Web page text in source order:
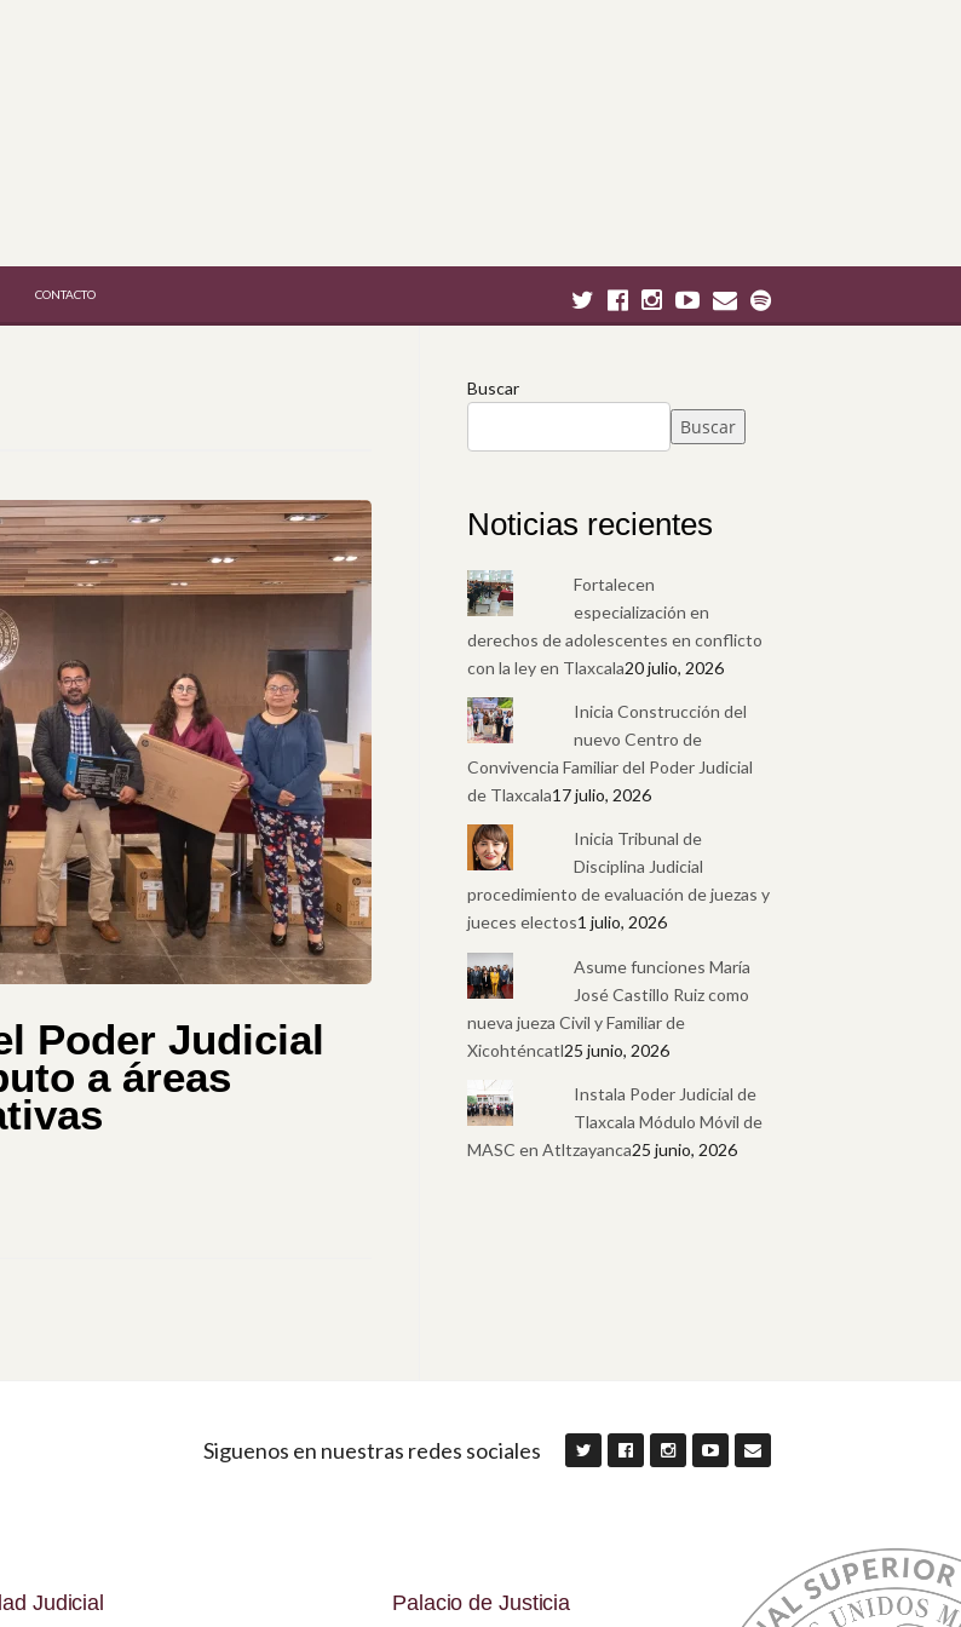
CONTACTO
Poder Judicial
a áreas
Buscar
Buscar
Noticias recientes
Fortalecen
especialización en
derechos de adolescentes en conflicto
con la ley en Tlaxcala20 julio, 2026
Inicia Construcción del
nuevo Centro de
Convivencia Familiar del Poder Judicial
de Tlaxcala17 julio, 2026
Inicia Tribunal de
Disciplina Judicial
procedimiento de evaluación de juezas y
jueces electos1 julio, 2026
Asume funciones María
José Castillo Ruiz como
nueva jueza Civil y Familiar de
Xicohténcatl25 junio, 2026
Instala Poder Judicial de
Tlaxcala Módulo Móvil de
MASC en Atltzayanca25 junio, 2026
Siguenos en nuestras redes sociales
Judicial Palacio de Justicia